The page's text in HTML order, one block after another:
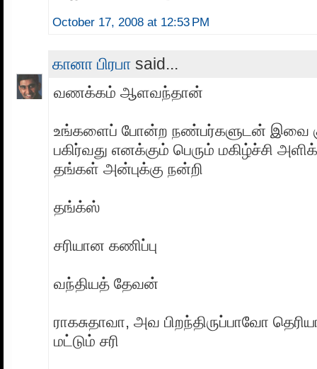
October 17, 2008 at 12:53 PM
கானா பிரபா said...
வணக்கம் ஆளவந்தான்
உங்களைப் போன்ற நண்பர்களுடன் இவை
பகிர்வது எனக்கும் பெரும் மகிழ்ச்சி
தங்கள் அன்புக்கு நன்றி
தங்க்ஸ்
சரியான கணிப்பு
வந்தியத் தேவன்
ராகசுதாவா, அவ பிறந்திருப்பாவோ
மட்டும் சரி